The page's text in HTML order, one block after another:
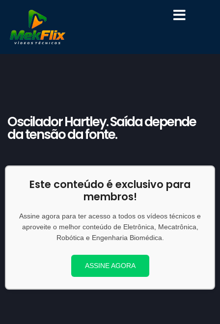
Oscilador Hartley. Saída depende
da tensão da fonte.
Este conteúdo é exclusivo para
membros!
Assine agora para ter acesso a todos os vídeos técnicos e
aproveite o melhor conteúdo de Eletrônica, Mecatrônica,
Robótica e Engenharia Biomédica.
ASSINE AGORA